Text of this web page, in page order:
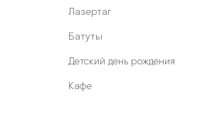
Лазертаг
Батуты
Детский день рождения
Кафе